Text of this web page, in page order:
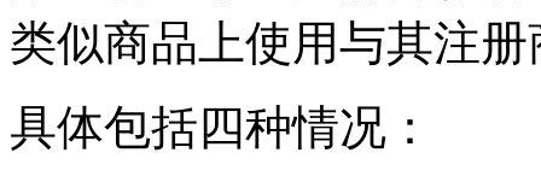
类似商品上使用与其注
具体包括四种情况：